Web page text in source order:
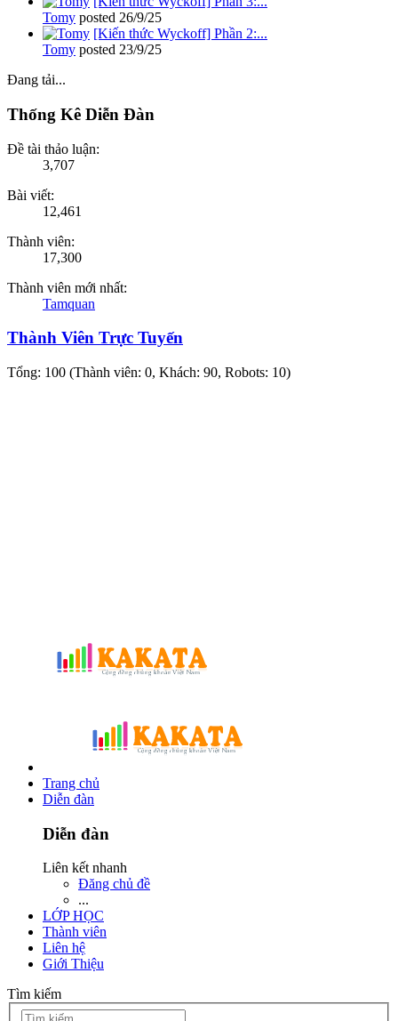
Tomy posted 26/9/25
[Kiến thức Wyckoff] Phần 2:...
Tomy posted 23/9/25
Đang tải...
Thống Kê Diễn Đàn
Đề tài thảo luận:
3,707
Bài viết:
12,461
Thành viên:
17,300
Thành viên mới nhất:
Tamquan
Thành Viên Trực Tuyến
Tổng: 100 (Thành viên: 0, Khách: 90, Robots: 10)
Trang chủ
Diễn đàn
Diễn đàn
Liên kết nhanh
Đăng chủ đề
...
LỚP HỌC
Thành viên
Liên hệ
Giới Thiệu
Tìm kiếm